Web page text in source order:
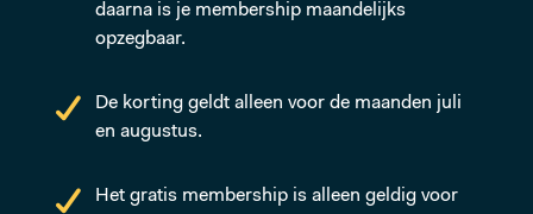
daarna is je membership maandelijks
opzegbaar.
De korting geldt alleen voor de maanden juli
en augustus.
Het gratis membership is alleen geldig voor